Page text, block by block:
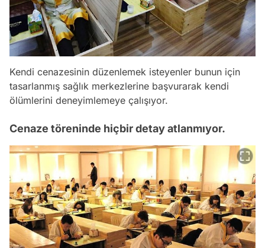
Kendi cenazesinin düzenlemek isteyenler bunun için
tasarlanmış sağlık merkezlerine başvurarak kendi
ölümlerini deneyimlemeye çalışıyor.
Cenaze töreninde hiçbir detay atlanmıyor.